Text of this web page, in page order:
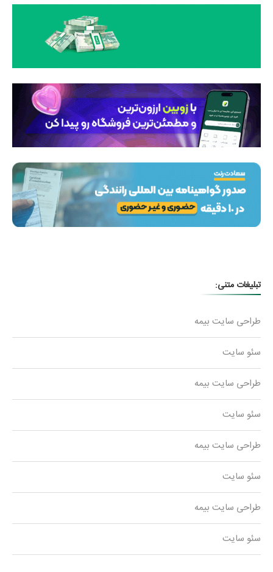
تبلیغات متنی:
طراحی سایت بیمه
سئو سایت
طراحی سایت بیمه
سئو سایت
طراحی سایت بیمه
سئو سایت
طراحی سایت بیمه
سئو سایت